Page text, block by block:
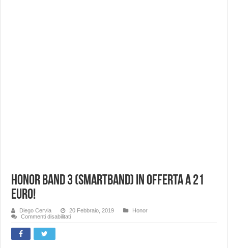
Honor Band 3 (smartband) in offerta a 21
euro!
Diego Cervia 20 Febbraio, 2019
Honor
Commenti disabilitatisu